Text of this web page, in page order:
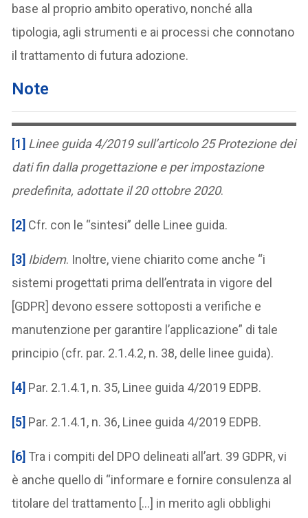
base al proprio ambito operativo, nonché alla
tipologia, agli strumenti e ai processi che connotano
il trattamento di futura adozione.
Note
[1] Linee guida 4/2019 sull’articolo 25 Protezione dei
dati fin dalla progettazione e per impostazione
predefinita, adottate il 20 ottobre 2020.
[2] Cfr. con le “sintesi” delle Linee guida.
[3] Ibidem. Inoltre, viene chiarito come anche “i
sistemi progettati prima dell’entrata in vigore del
[GDPR] devono essere sottoposti a verifiche e
manutenzione per garantire l’applicazione” di tale
principio (cfr. par. 2.1.4.2, n. 38, delle linee guida).
[4] Par. 2.1.4.1, n. 35, Linee guida 4/2019 EDPB.
[5] Par. 2.1.4.1, n. 36, Linee guida 4/2019 EDPB.
[6] Tra i compiti del DPO delineati all’art. 39 GDPR, vi
è anche quello di “informare e fornire consulenza al
titolare del trattamento […] in merito agli obblighi